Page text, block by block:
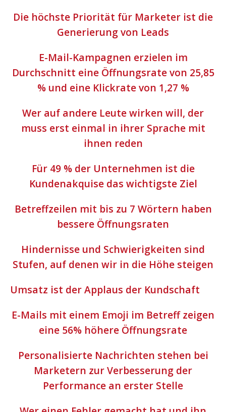
Die höchste Priorität für Marketer ist die
Generierung von Leads
E-Mail-Kampagnen erzielen im
Durchschnitt eine Öffnungsrate von 25,85
% und eine Klickrate von 1,27 %
Wer auf andere Leute wirken will, der
muss erst einmal in ihrer Sprache mit
ihnen reden
Für 49 % der Unternehmen ist die
Kundenakquise das wichtigste Ziel
Betreffzeilen mit bis zu 7 Wörtern haben
bessere Öffnungsraten
Hindernisse und Schwierigkeiten sind
Stufen, auf denen wir in die Höhe steigen
Umsatz ist der Applaus der Kundschaft
E-Mails mit einem Emoji im Betreff zeigen
eine 56% höhere Öffnungsrate
Personalisierte Nachrichten stehen bei
Marketern zur Verbesserung der
Performance an erster Stelle